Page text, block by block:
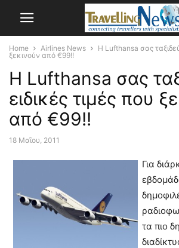
Home Airlines News
Η Lufthansa σας
ξεκινούν από €99!!
Η Lufthansa σας
ειδικές τιμές που
από €99!!
18 Μαΐου, 2011
Για
τα πιο